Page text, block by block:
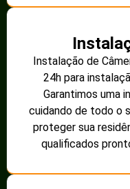
Instalação de
24h para
Garantimos uma
cuidando de todo o
proteger sua
qualificados